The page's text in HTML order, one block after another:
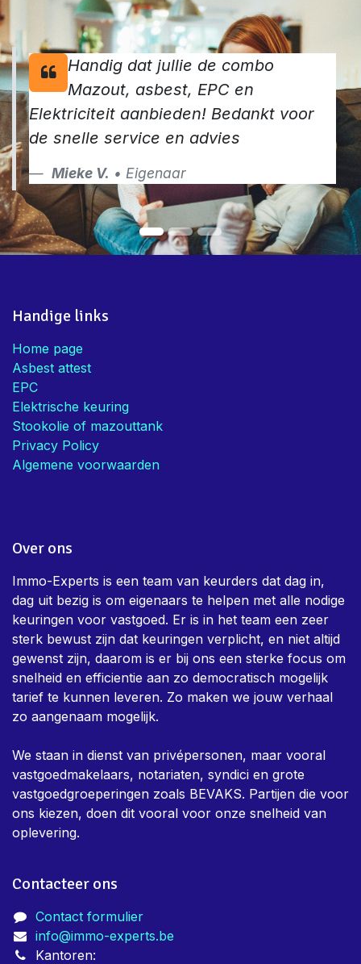
Handig dat jullie de combo
Mazout, asbest, EPC en
Elektriciteit aanbieden! Bedankt voor
de snelle service en advies
Mieke V. • Eigenaar
Handige links
Home page
Asbest attest
EPC
Elektrische keuring
Stookolie of mazouttank
Privacy Policy
Algemene voorwaarden
Over ons
Immo-Experts is een team van keurders dat dag in,
dag uit bezig is om eigenaars te helpen met alle nodige
keuringen voor vastgoed. Er is in het team een zeer
sterk bewust zijn dat keuringen verplicht, en niet altijd
gewenst zijn, daarom is er bij ons een sterke focus om
snelheid en efficientie aan zo democratisch mogelijk
tarief te kunnen leveren. Zo maken we jouw verhaal
zo aangenaam mogelijk.
We staan in dienst van privépersonen, maar vooral
vastgoedmakelaars, notariaten, syndici en grote
vastgoedgroeperingen zoals BEVAKS. Partijen die voor
ons kiezen, doen dit vooral voor onze snelheid van
oplevering.
Contacteer ons
Contact formulier
info@immo-experts.be
Kantoren: